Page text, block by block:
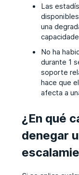
Las
una
No ha
durante 1
soporte
hace que
afecta a
¿En qué
denegar